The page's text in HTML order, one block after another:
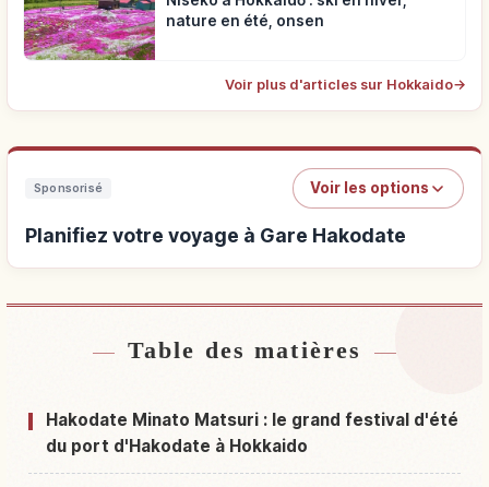
nature en été, onsen
Voir plus d'articles sur Hokkaido→
Sponsorisé Voir les options
Planifiez votre voyage à Gare Hakodate
Hébergements près de Gare Hakodate↗
Activités à Gare Hakodate ↗
Table des matières
Hakodate Minato Matsuri : le grand festival d'été
du port d'Hakodate à Hokkaido